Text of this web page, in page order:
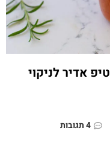
אדיר לניקוי
4 תגובות